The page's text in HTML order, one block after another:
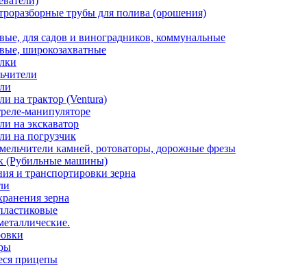
трубы для полива (орошения)
для садов и виноградников, коммунальные
широкозахватные
на трактор (Ventura)
манипуляторе
на экскаватор
на погрузчик
камней, ротоваторы, дорожные фрезы
(Рубильные машины)
и транспортировки зерна
зерна
прицепы